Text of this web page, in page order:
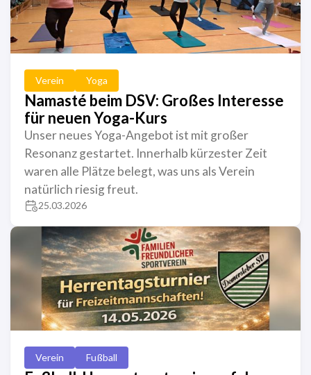
Verein Yoga
Namasté beim DSV: Großes Interesse
für neuen Yoga-Kurs
Unser neues Yoga-Angebot ist mit großer
Resonanz gestartet. Innerhalb kürzester Zeit
waren alle Plätze belegt, was uns als Verein
natürlich riesig freut.
25.03.2026
Verein Fußball